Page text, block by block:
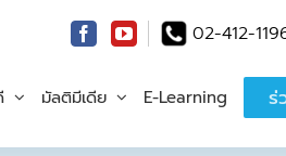
02-412-
มัลติมีเดีย E-Learning ร่